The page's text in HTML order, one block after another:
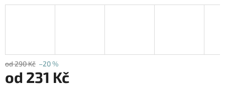
od 290 Kč –20 %
od 231 Kč